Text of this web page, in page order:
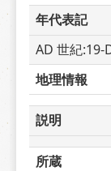
年代表記
AD 世紀:19-
地理情報
説明
所蔵